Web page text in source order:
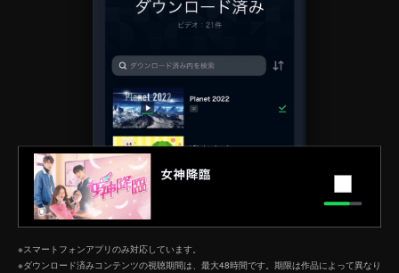
※スマートフォンアプリのみ対応しています。
※ダウンロード済みコンテンツの視聴期間は、最大48時間です。期限は作品によって異なり